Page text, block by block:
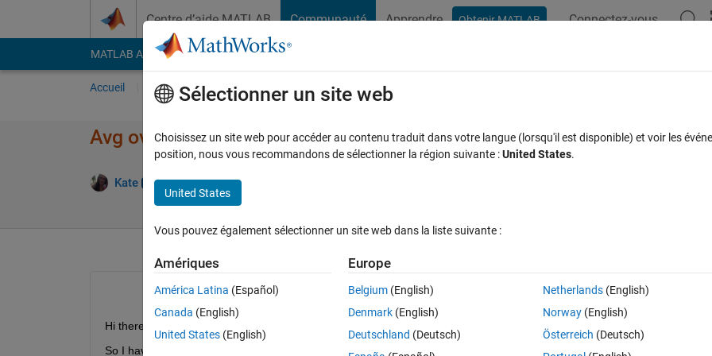
Centre d’aide MATLAB Communauté Apprendre Obtenir MATLAB Connectez-vous
MATLAB Answers File Exchange Cody
Accueil Poser une question Parcourir
Avg over a 3d array?
Kate 12 Juil 2013
Ouvrir dans MATLAB Online
Hi there!
So I have monthly gridded datasets in lat/lon/time(monthly): Example:
Sélectionner un site web
Choisissez un site web pour accéder au contenu traduit dans votre langue (lorsqu'il est disponible) et voir les
position, nous vous recommandons de sélectionner la région suivante :United States.
United States
Vous pouvez également sélectionner un site web dans la liste suivante :
Amériques
América Latina (Español)
Canada (English)
United States (English)
Europe
Belgium (English)
Denmark (English)
Deutschland (Deutsch)
Netherlands(English)
Norway(English)
Österreich (Deutsch)